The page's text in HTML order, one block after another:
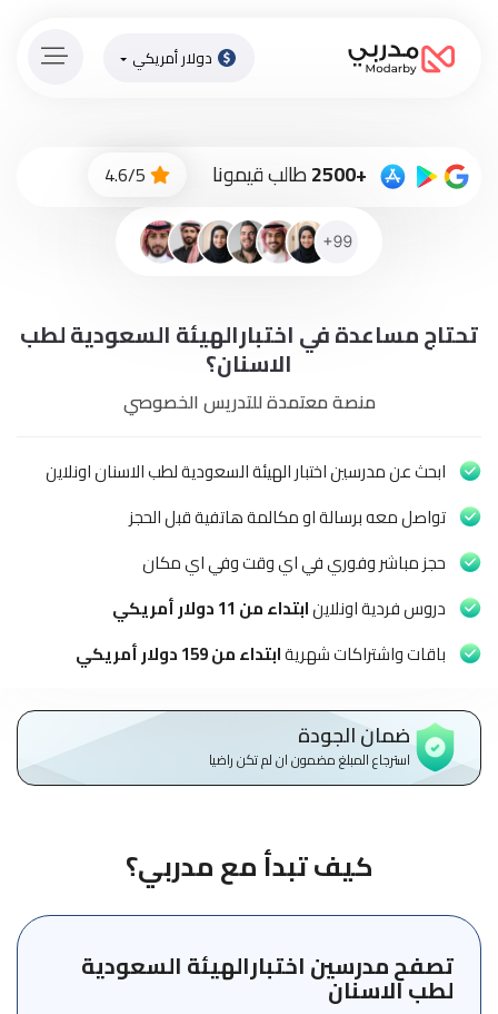
الاّن
لطاقم
المدرسين
باقات
الاطفال
وطلاب
المدارس
English
من
الشروط
والأحكام
للمنصة
الإرشادي
دولار أمريكي
+2500 طالب قيمونا 4.6/5
تحتاج مساعدة في اختبارالهيئة السعودية لطب
الاسنان؟
منصة معتمدة للتدريس الخصوصي
ابحث عن مدرسين اختبار الهيئة السعودية لطب الاسنان اونلاين
تواصل معه برسالة او مكالمة هاتفية قبل الحجز
حجز مباشر وفوري في اي وقت وفي اي مكان
دروس فردية اونلاينابتداء من 11 دولار أمريكي
باقات واشتراكات شهريةابتداء من 159 دولار أمريكي
ضمان الجودة
استرجاع المبلغ مضمون ان لم تكن راضيا
كيف تبدأ مع مدربي؟
تصفح مدرسين اختبارالهيئة السعودية
لطب الاسنان